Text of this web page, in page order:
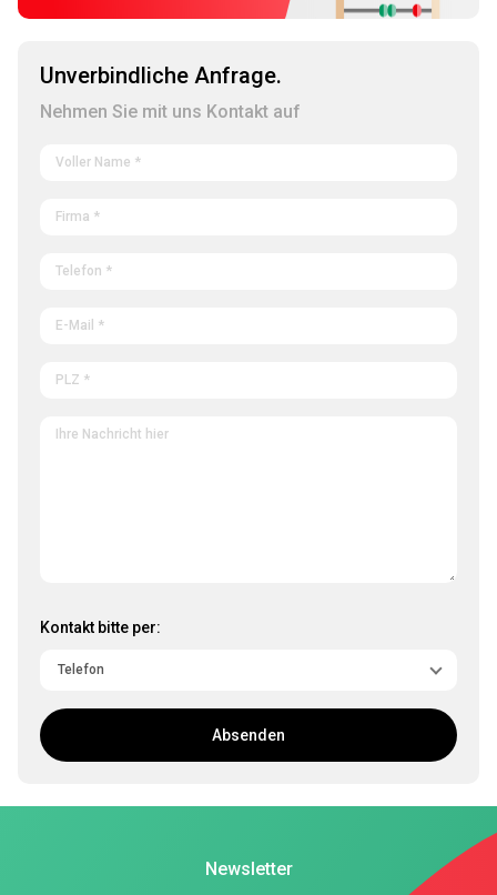
Unverbindliche Anfrage.
Nehmen Sie mit uns Kontakt auf
Kontakt bitte per:
Absenden
Newsletter